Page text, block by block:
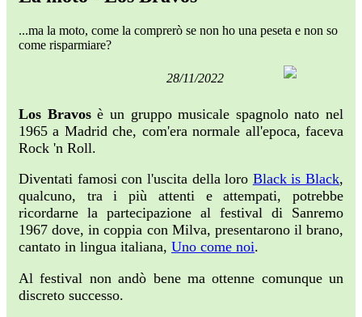
...ma la moto, come la comprerò se non ho una peseta e non so
come risparmiare?
28/11/2022
Los Bravosè un gruppo musicale spagnolo nato nel
1965 a Madrid che, com'era normale all'epoca, faceva
Rock 'n Roll.
Diventati famosi con l'uscita della loro Black is Black,
qualcuno, tra i più attenti e attempati, potrebbe
ricordarne la partecipazione al festival di Sanremo
1967 dove, in coppia con Milva, presentarono il brano,
cantato in lingua italiana, Uno come noi.
Al festival non andò bene ma ottenne comunque un
discreto successo.